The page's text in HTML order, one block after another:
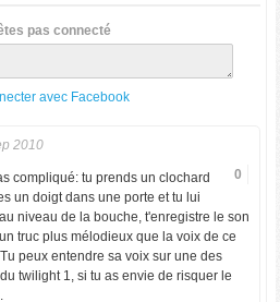
pas connecté
avec Facebook
2010
0
compliqué: tu prends un clochard
un doigt dans une porte et tu lui
niveau de la bouche, t'enregistre le son
truc plus mélodieux que la voix de ce
peux entendre sa voix sur une des
twilight 1, si tu as envie de risquer le